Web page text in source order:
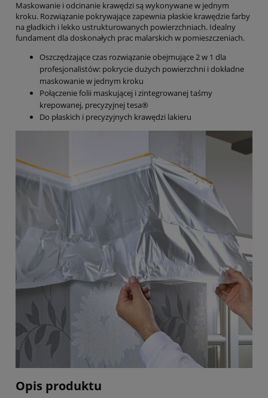
Maskowanie i odcinanie krawędzi są wykonywane w jednym
kroku. Rozwiązanie pokrywające zapewnia płaskie krawędzie farby
na gładkich i lekko ustrukturowanych powierzchniach. Idealny
fundament dla doskonałych prac malarskich w pomieszczeniach.
Oszczędzające czas rozwiązanie obejmujące 2 w 1 dla
profesjonalistów: pokrycie dużych powierzchni i dokładne
maskowanie w jednym kroku
Połączenie folii maskującej i zintegrowanej taśmy
krepowanej, precyzyjnej tesa®
Do płaskich i precyzyjnych krawędzi lakieru
Opis produktu